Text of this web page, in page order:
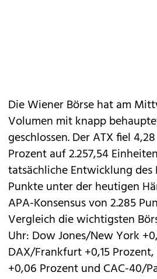
Die Wiener Börse hat am
Volumen mit knapp
geschlossen. Der ATX fiel
Prozent auf 2.257,54
tatsächliche Entwicklung
Punkte unter der heutigen
APA-Konsensus von 2.285
Vergleich die wichtigsten
Uhr: Dow Jones/New York
DAX/Frankfurt +0,15 Prozent,
+0,06 Prozent und CAC-40/